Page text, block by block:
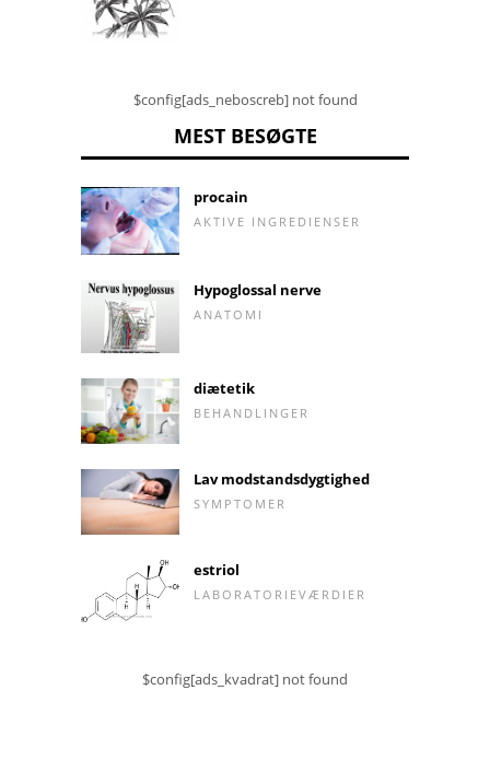
$config[ads_neboscreb] not found
MEST BESØGTE
procain
AKTIVE INGREDIENSER
Hypoglossal nerve
ANATOMI
diætetik
BEHANDLINGER
Lav modstandsdygtighed
SYMPTOMER
estriol
LABORATORIEVÆRDIER
$config[ads_kvadrat] not found